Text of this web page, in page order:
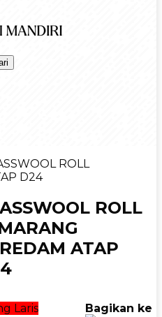
ROLL
D24
Laris Bagikan ke
ROLL
ATAP